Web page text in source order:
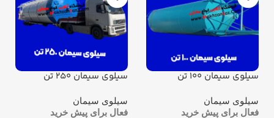
سیلوی سیمان 100 تن
سیلوی سیمان
فعال برای پیش خرید
سیلوی سیمان 250 تن
سیلوی سیمان
فعال برای پیش خرید